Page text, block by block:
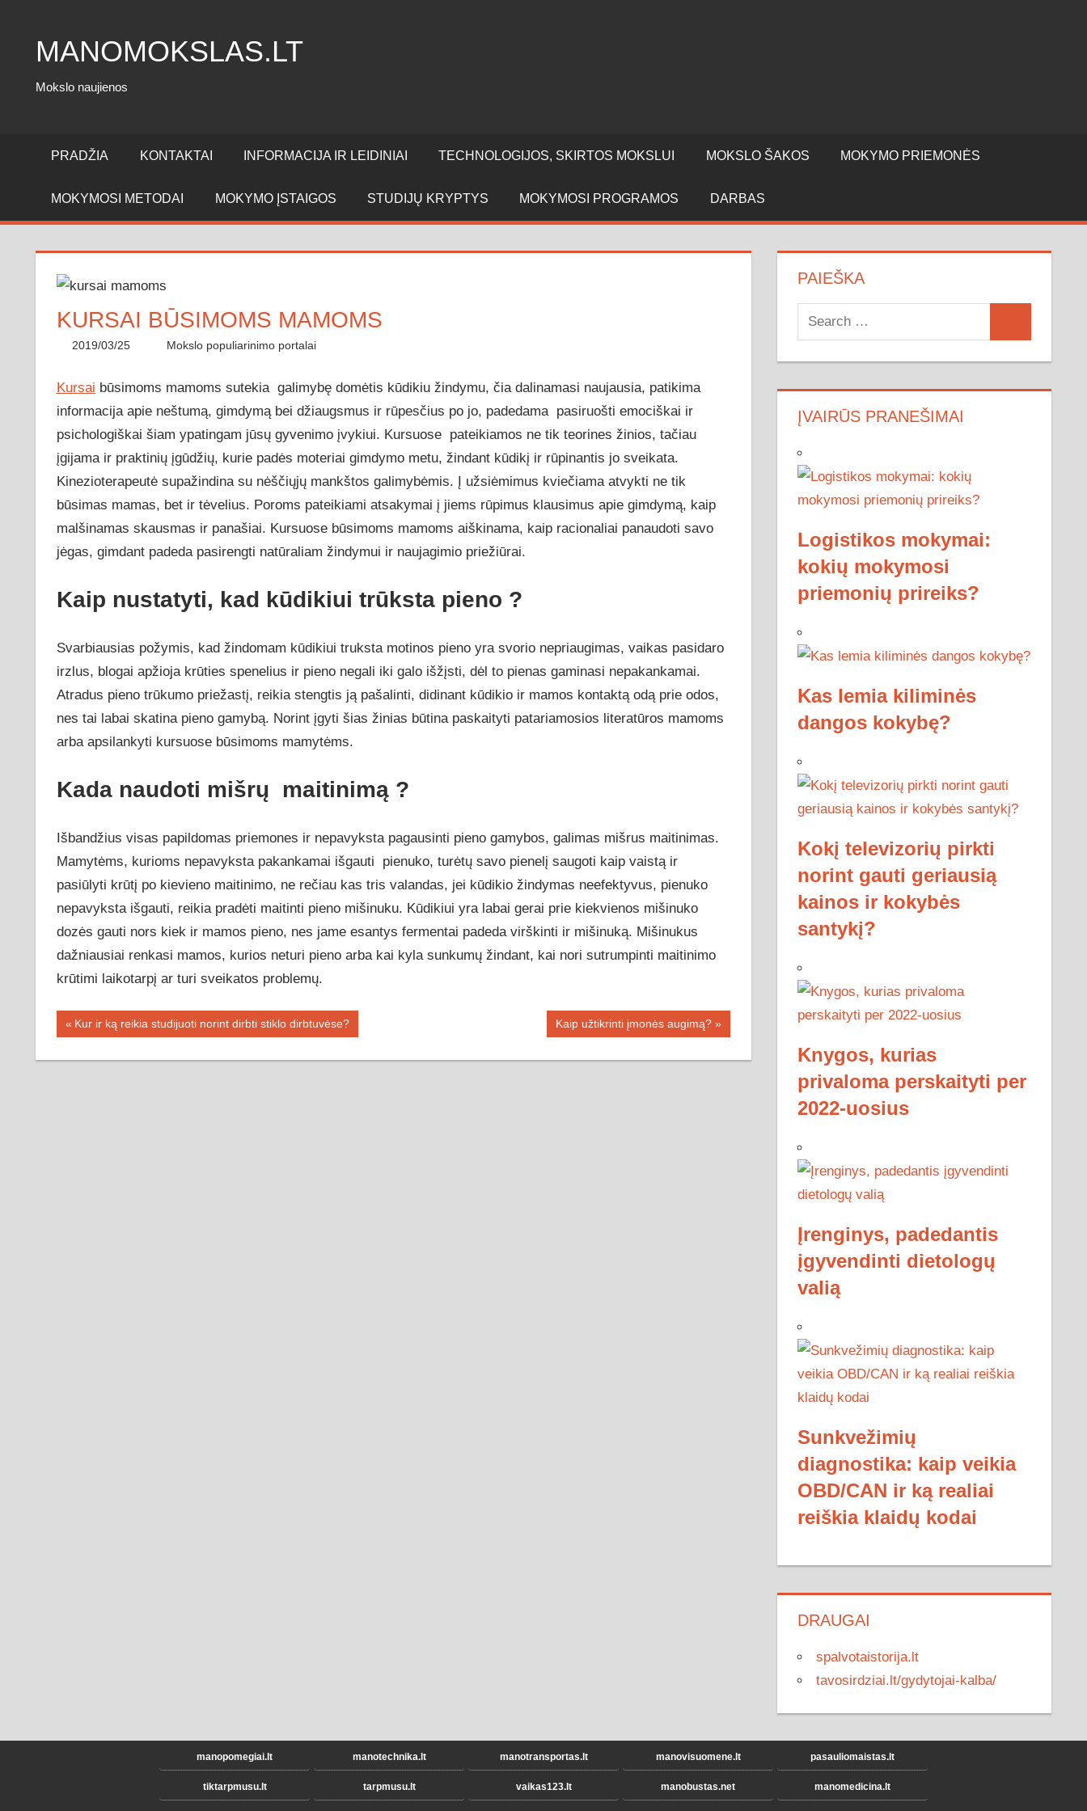
contentMANOMOKSLAS.LT
Mokslo naujienos
PRADŽIA KONTAKTAI INFORMACIJA IR LEIDINIAI TECHNOLOGIJOS, SKIRTOS MOKSLUI MOKSLO ŠAKOS MOKYMO PRIEMONĖS
MOKYMOSI METODAI MOKYMO ĮSTAIGOS STUDIJŲ KRYPTYS MOKYMOSI PROGRAMOS DARBAS
KURSAI BŪSIMOMS MAMOMS
2019/03/25 administratorius
Mokslo populiarinimo portalai
Kursai būsimoms mamoms sutekia galimybę domėtis kūdikiu žindymu, čia dalinamasi naujausia, patikima
informacija apie neštumą, gimdymą bei džiaugsmus ir rūpesčius po jo, padedama pasiruošti emociškai ir
psichologiškai šiam ypatingam jūsų gyvenimo įvykiui. Kursuose pateikiamos ne tik teorines žinios, tačiau
įgijama ir praktinių įgūdžių, kurie padės moteriai gimdymo metu, žindant kūdikį ir rūpinantis jo sveikata.
Kinezioterapeutė supažindina su nėščiųjų mankštos galimybėmis. Į užsiėmimus kviečiama atvykti ne tik
būsimas mamas, bet ir tėvelius. Poroms pateikiami atsakymai į jiems rūpimus klausimus apie gimdymą, kaip
malšinamas skausmas ir panašiai. Kursuose būsimoms mamoms aiškinama, kaip racionaliai panaudoti savo
jėgas, gimdant padeda pasirengti natūraliam žindymui ir naujagimio priežiūrai.
Kaip nustatyti, kad kūdikiui trūksta pieno ?
Svarbiausias požymis, kad žindomam kūdikiui truksta motinos pieno yra svorio nepriaugimas, vaikas pasidaro
irzlus, blogai apžioja krūties spenelius ir pieno negali iki galo išžįsti, dėl to pienas gaminasi nepakankamai.
Atradus pieno trūkumo priežastį, reikia stengtis ją pašalinti, didinant kūdikio ir mamos kontaktą odą prie odos,
nes tai labai skatina pieno gamybą. Norint įgyti šias žinias būtina paskaityti patariamosios literatūros mamoms
arba apsilankyti kursuose būsimoms mamytėms.
Kada naudoti mišrų maitinimą ?
Išbandžius visas papildomas priemones ir nepavyksta pagausinti pieno gamybos, galimas mišrus maitinimas.
Mamytėms, kurioms nepavyksta pakankamai išgauti pienuko, turėtų savo pienelį saugoti kaip vaistą ir
pasiūlyti krūtį po kievieno maitinimo, ne rečiau kas tris valandas, jei kūdikio žindymas neefektyvus, pienuko
nepavyksta išgauti, reikia pradėti maitinti pieno mišinuku. Kūdikiui yra labai gerai prie kiekvienos mišinuko
dozės gauti nors kiek ir mamos pieno, nes jame esantys fermentai padeda virškinti ir mišinuką. Mišinukus
dažniausiai renkasi mamos, kurios neturi pieno arba kai kyla sunkumų žindant, kai nori sutrumpinti maitinimo
krūtimi laikotarpį ar turi sveikatos problemų.
Navigacija
tarp
Previous
Kur ir ką reikia studijuoti norint dirbti stiklo dirbtuvėse?
Next
Kaip užtikrinti įmonės augimą?
PAIEŠKA
Search
for:
ĮVAIRŪS PRANEŠIMAI
Logistikos mokymai:
kokių mokymosi
priemonių prireiks?
Kas lemia kiliminės
dangos kokybę?
Kokį televizorių pirkti
norint gauti geriausią
kainos ir kokybės
santykį?
Knygos, kurias
privaloma perskaityti per
2022-uosius
Įrenginys, padedantis
įgyvendinti dietologų
valią
Sunkvežimių
diagnostika: kaip veikia
OBD/CAN ir ką realiai
reiškia klaidų kodai
DRAUGAI
spalvotaistorija.lt
tavosirdziai.lt/gydytojai-kalba/
manopomegiai.lt manotechnika.lt manotransportas.lt manovisuomene.lt pasauliomaistas.lt
tiktarpmusu.lt tarpmusu.lt vaikas123.lt manobustas.net manomedicina.lt